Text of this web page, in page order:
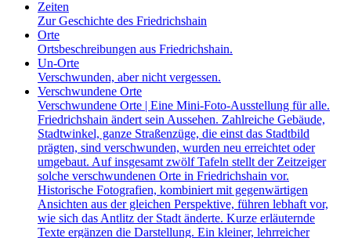
Zeiten
Zur Geschichte des Friedrichshain
Orte
Ortsbeschreibungen aus Friedrichshain.
Un-Orte
Verschwunden, aber nicht vergessen.
Verschwundene Orte
Verschwundene Orte | Eine Mini-Foto-Ausstellung für alle.
Friedrichshain ändert sein Aussehen. Zahlreiche Gebäude,
Stadtwinkel, ganze Straßenzüge, die einst das Stadtbild
prägten, sind verschwunden, wurden neu erreichtet oder
umgebaut. Auf insgesamt zwölf Tafeln stellt der Zeitzeiger
solche verschwundenen Orte in Friedrichshain vor.
Historische Fotografien, kombiniert mit gegenwärtigen
Ansichten aus der gleichen Perspektive, führen lebhaft vor,
wie sich das Antlitz der Stadt änderte. Kurze erläuternde
Texte ergänzen die Darstellung. Ein kleiner, lehrreicher